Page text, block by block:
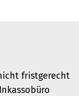
fristgerecht